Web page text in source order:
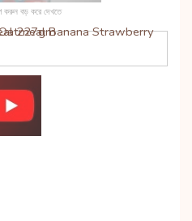
করুন বড় করে দেখতে